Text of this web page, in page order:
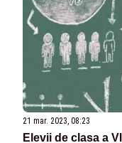
21 mar. 2023, 08:23
Elevii de clasa a